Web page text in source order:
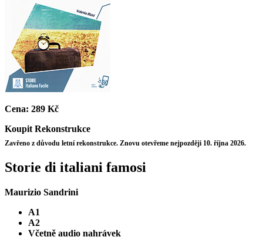
Cena: 289 Kč
Koupit Rekonstrukce
Zavřeno z důvodu letní rekonstrukce. Znovu otevřeme nejpozději 10. října 2026.
Storie di italiani famosi
Maurizio Sandrini
A1
A2
Včetně audio nahrávek